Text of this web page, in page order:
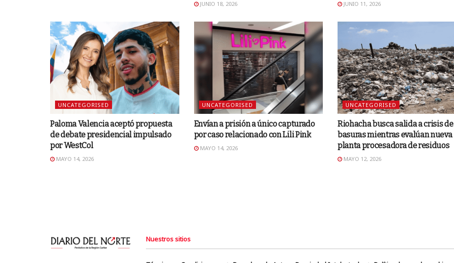
JUNIO 18, 2026 JUNIO 11, 2026
UNCATEGORISED
Paloma Valencia aceptó propuesta
de debate presidencial impulsado
por WestCol
MAYO 14, 2026
UNCATEGORISED
Envían a prisión a único capturado
por caso relacionado con Lili Pink
MAYO 14, 2026
UNCATEGORISED
Riohacha busca salida a crisis de
basuras mientras evalúan nueva
planta procesadora de residuos
MAYO 12, 2026
Nuestros sitios